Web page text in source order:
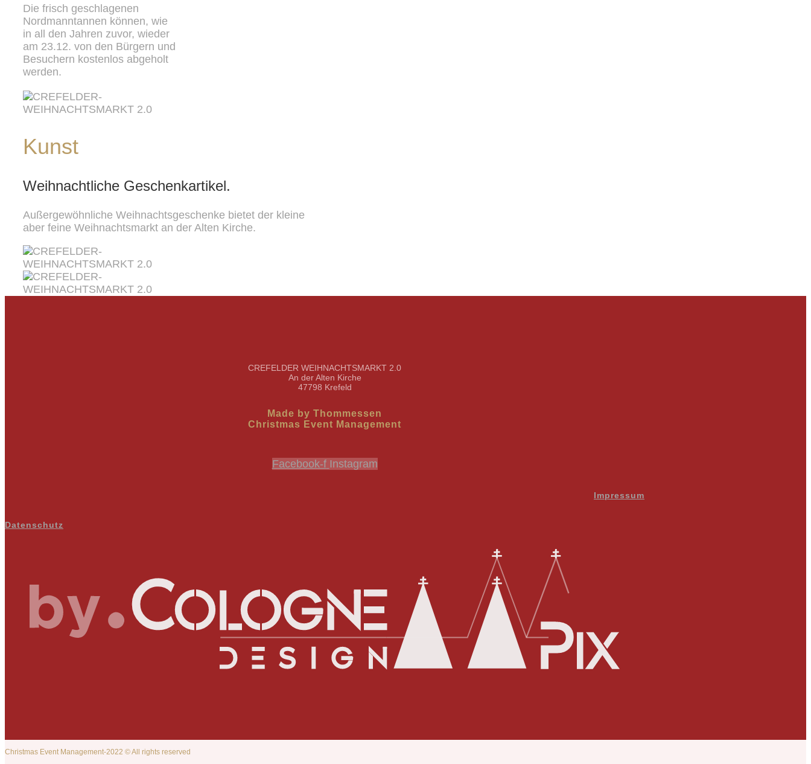
Die frisch geschlagenen
Nordmanntannen können, wie
in all den Jahren zuvor, wieder
am 23.12. von den Bürgern und
Besuchern kostenlos abgeholt
werden.
Kunst
Weihnachtliche Geschenkartikel.
Außergewöhnliche Weihnachtsgeschenke bietet der kleine
aber feine Weihnachtsmarkt an der Alten Kirche.
CREFELDER WEIHNACHTSMARKT 2.0
An der Alten Kirche
47798 Krefeld
Made by Thommessen
Christmas Event Management
Facebook-f Instagram
Impressum
Datenschutz
Christmas Event Management-2022 © All rights reserved